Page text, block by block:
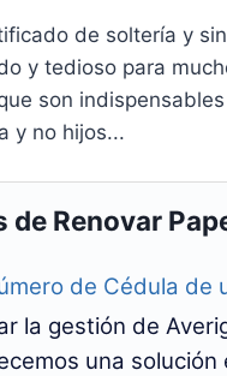
de soltería y
y tedioso para
son
y no hijos...
Renovar
de Cédula de
la gestión de
una